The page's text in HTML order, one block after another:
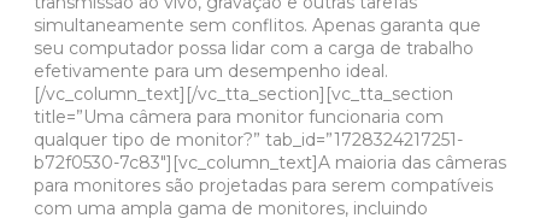
simultaneamente sem conflitos. Apenas garanta que
seu computador possa lidar com a carga de trabalho
efetivamente para um desempenho ideal.
[/vc_column_text][/vc_tta_section][vc_tta_section
title=”Uma câmera para monitor funcionaria com
qualquer tipo de monitor?” tab_id=”1728324217251-
b72f0530-7c83″][vc_column_text]A maioria das câmeras
para monitores são projetadas para serem compatíveis
com uma ampla gama de monitores, incluindo